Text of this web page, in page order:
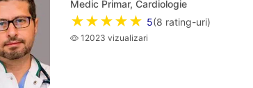
Medic Primar, Cardiologie
★★★★★ 5(8 rating-uri)
12023 vizualizari